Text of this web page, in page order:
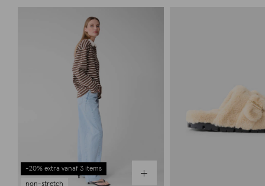
-20% extra vanaf 3 items
non-stretch